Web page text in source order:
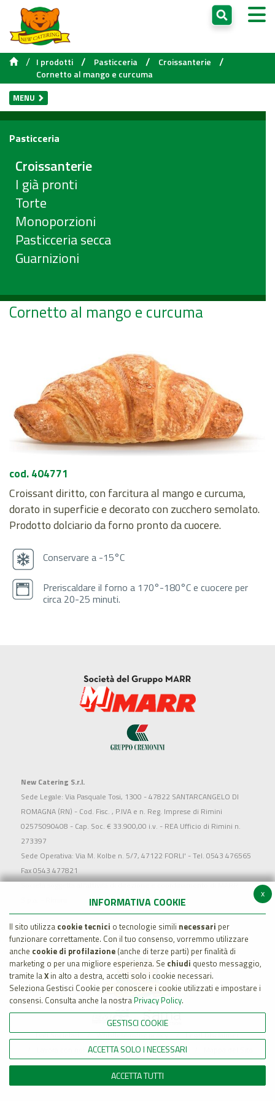
/ I prodotti / Pasticceria / Croissanterie /
Cornetto al mango e curcuma
MENU
Pasticceria
Croissanterie
I già pronti
Torte
Monoporzioni
Pasticceria secca
Guarnizioni
Cornetto al mango e curcuma
cod. 404771
Croissant diritto, con farcitura al mango e curcuma,
dorato in superficie e decorato con zucchero semolato.
Prodotto dolciario da forno pronto da cuocere.
Conservare a -15°C
Preriscaldare il forno a 170°-180°C e cuocere per
circa 20-25 minuti.
New Catering S.r.l.
Sede Legale: Via Pasquale Tosi, 1300 - 47822 SANTARCANGELO DI
ROMAGNA (RN) - Cod. Fisc. , P.IVA e n. Reg. Imprese di Rimini
02575090408 - Cap. Soc. € 33.900,00 i.v. - REA Ufficio di Rimini n.
273397
Sede Operativa: Via M. Kolbe n. 5/7, 47122 FORLI' - Tel. 0543 476565
Fax 0543 477821
Società soggetta all'attività di direzione e coordinamento di MARR
Dati Societari Whistleblowing policy
Legal Disclaimer
Cookie Policy Privacy
x
INFORMATIVA COOKIE
Il sito utilizza cookie tecnici o tecnologie simili necessari per
funzionare correttamente. Con il tuo consenso, vorremmo utilizzare
anche cookie di profilazione (anche di terze parti) per finalità di
marketing o per una migliore esperienza. Se chiudi questo messaggio,
tramite laX in alto a destra, accetti solo i cookie necessari.
Seleziona Gestisci Cookie per conoscere i cookie utilizzati e impostare i
consensi. Consulta anche la nostra Privacy Policy.
GESTISCI COOKIE
ACCETTA SOLO I NECESSARI
ACCETTA TUTTI